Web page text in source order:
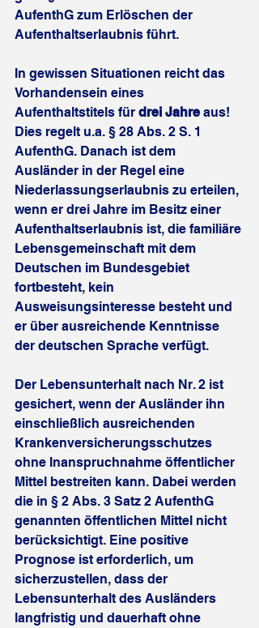
AufenthG zum Erlöschen der
Aufenthaltserlaubnis führt.
In gewissen Situationen reicht das
Vorhandensein eines
Aufenthaltstitels für drei Jahre aus!
Dies regelt u.a. § 28 Abs. 2 S. 1
AufenthG. Danach ist dem
Ausländer in der Regel eine
Niederlassungserlaubnis zu erteilen,
wenn er drei Jahre im Besitz einer
Aufenthaltserlaubnis ist, die familiäre
Lebensgemeinschaft mit dem
Deutschen im Bundesgebiet
fortbesteht, kein
Ausweisungsinteresse besteht und
er über ausreichende Kenntnisse
der deutschen Sprache verfügt.
Der Lebensunterhalt nach Nr. 2 ist
gesichert, wenn der Ausländer ihn
einschließlich ausreichenden
Krankenversicherungsschutzes
ohne Inanspruchnahme öffentlicher
Mittel bestreiten kann. Dabei werden
die in § 2 Abs. 3 Satz 2 AufenthG
genannten öffentlichen Mittel nicht
berücksichtigt. Eine positive
Prognose ist erforderlich, um
sicherzustellen, dass der
Lebensunterhalt des Ausländers
langfristig und dauerhaft ohne